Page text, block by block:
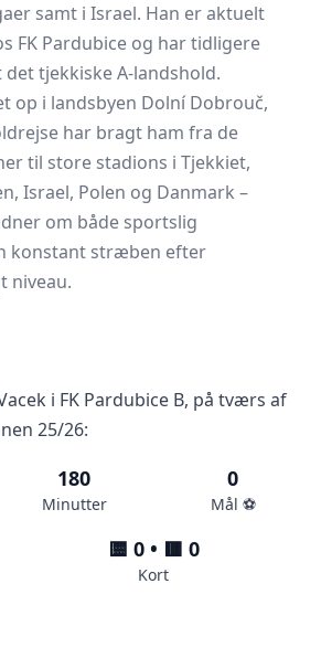
samt i Israel. Han er aktuelt
FK Pardubice og har tidligere
tjekkiske A-landshold.
op i landsbyen Dolní Dobrouč,
har bragt ham fra de
til store stadions i Tjekkiet,
Israel, Polen og Danmark –
om både sportslig
konstant stræben efter
niveau.
i FK Pardubice B, på tværs af
25/26:
180
Minutter
0
Mål ⚽️
🟨 0 • 🟥 0
Kort